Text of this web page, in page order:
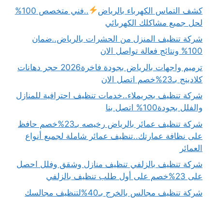
كشف التماس الكهرباء بالرياض
..فني متخصص 100%
لحل جميع مشاكلك الكهربائي
شركة تنظيف المنزل من الحشرات بالرياض..ضمان
100% ونتائج فعالة تواصل الان
ترميم واجهات بالرياض بجودة فاخرة2026 حجر دهانات
كلادينج بـ23%خصم اتصل الان
شركة تنظيف بحريملاء..خدمات تنظيف احترافية للمنازل
والفلل بجودة100% اتصل بنا
شركة تنظيف عمائر بالرياض رخيصه بـ23%خصم حافظ
على نظافة عمارتك..تنظيف عمائر شاملة لجميع أنواع
العمائر
شركة تنظيف بالزلفي تنظيف منازل وشقق وفلل احصل
على 23%خصم على أول طلب تنظيف بالزلفي
شركة تنظيف مجالس بالخرج بـ40%لتنظيف مجالسك